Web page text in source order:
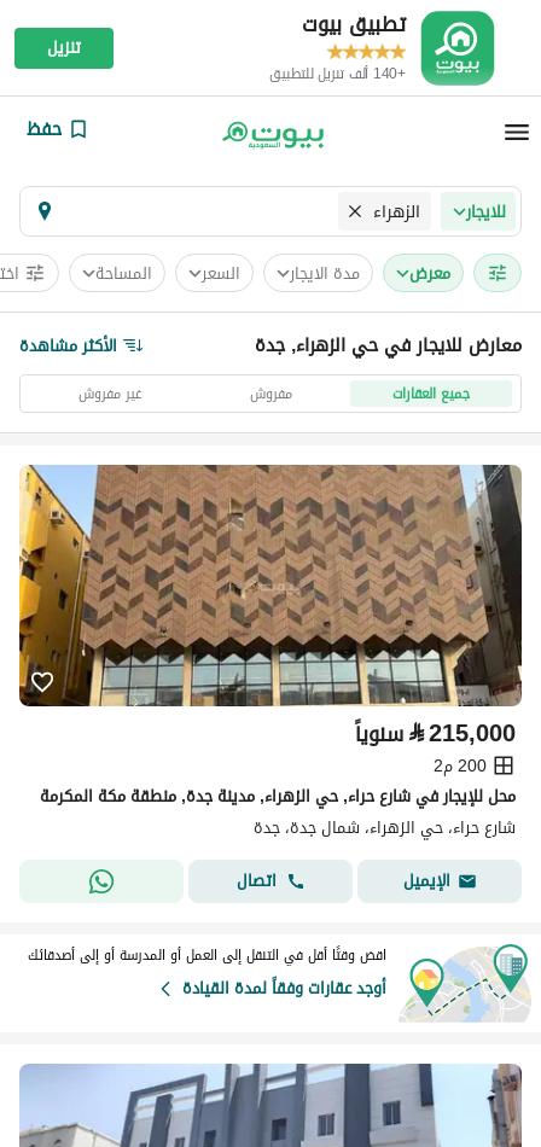
تطبيق بيوت
+140 ألف تنزيل للتطبيق
تنزيل
حفظ
للايجار الزهراء
معرض مدة الايجار السعر المساحة
معارض للايجار في حي الزهراء, جدة الأكثر مشاهدة
جميع العقارات مفروش غير مفروش
⃁215,000 سنوياً
200 م2
محل للإيجار في شارع حراء, حي الزهراء, مدينة جدة, منطقة مكة المكرمة
شارع حراء، حي الزهراء، شمال جدة، جدة
الإيميل
اتصال
اقض وقتًا أقل في التنقل إلى العمل أو المدرسة أو إلى أصدقائك
أوجد عقارات وفقاً لمدة القيادة